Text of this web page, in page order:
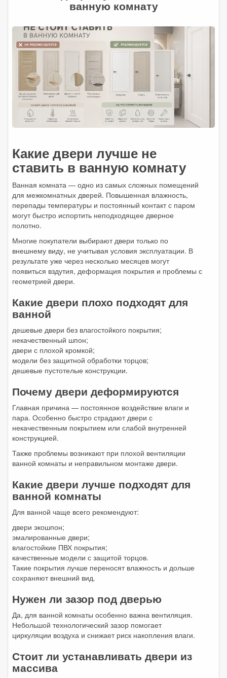
ванную комнату
Какие двери лучше не
ставить в ванную комнату
Ванная комната — одно из самых сложных помещений
для межкомнатных дверей. Повышенная влажность,
перепады температуры и постоянный контакт с паром
могут быстро испортить неподходящее дверное
полотно.
Многие покупатели выбирают двери только по
внешнему виду, не учитывая условия эксплуатации. В
результате уже через несколько месяцев могут
появиться вздутия, деформация покрытия и проблемы с
геометрией двери.
Какие двери плохо подходят для
ванной
дешевые двери без влагостойкого покрытия;
некачественный шпон;
двери с плохой кромкой;
модели без защитной обработки торцов;
дешевые пустотелые конструкции.
Почему двери деформируются
Главная причина — постоянное воздействие влаги и
пара. Особенно быстро страдают двери с
некачественным покрытием или слабой внутренней
конструкцией.
Также проблемы возникают при плохой вентиляции
ванной комнаты и неправильном монтаже двери.
Какие двери лучше подходят для
ванной комнаты
Для ванной чаще всего рекомендуют:
двери экошпон;
эмалированные двери;
влагостойкие ПВХ покрытия;
качественные модели с защитой торцов.
Такие покрытия лучше переносят влажность и дольше
сохраняют внешний вид.
Нужен ли зазор под дверью
Да, для ванной комнаты особенно важна вентиляция.
Небольшой технологический зазор помогает
циркуляции воздуха и снижает риск накопления влаги.
Стоит ли устанавливать двери из
массива